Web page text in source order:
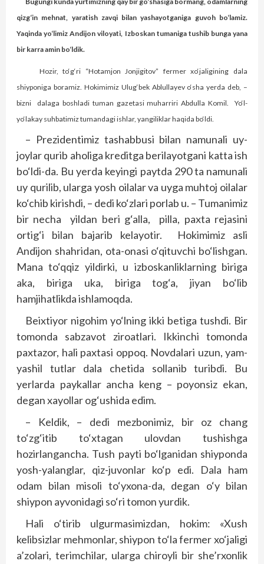
qizg‘in mehnat, yaratish zavqi bilan yashayotganiga guvoh bo‘lamiz.
Yaqinda yo‘limiz Andijon viloyati, Izboskan tumaniga tushib bunga yana
bir karra amin bo‘ldik.
Hozir, to‘g‘ri “Hotamjon Jonjigitov” fermer xo‘jaligining dala
shiyponiga boramiz. Hokimimiz Ulug‘bek Ablullayev o‘sha yerda deb, –
bizni
dalaga boshladi tuman gazetasi muharriri Abdulla Komil.
Yo‘l-
yo‘lakay suhbatimiz tumandagi ishlar, yangiliklar haqida bo‘ldi.
– Prezidentimiz tashabbusi bilan namunali uy-
joylar qurib aholiga kreditga berilayotgani katta ish
bo‘ldi-da. Bu yerda keyingi paytda 290 ta namunali
uy qurilib, ularga yosh oilalar va uyga muhtoj oilalar
ko‘chib kirishdi, – dedi ko‘zlari porlab u. – Tumanimiz
bir necha yildan beri g‘alla, pilla, paxta rejasini
ortig‘i bilan bajarib kelayotir. Hokimimiz asli
Andijon shahridan, ota-onasi o‘qituvchi bo‘lishgan.
Mana to‘qqiz yildirki, u izboskanliklarning biriga
aka, biriga uka, biriga tog‘a, jiyan bo‘lib
hamjihatlikda ishlamoqda.
Beixtiyor nigohim yo‘lning ikki betiga tushdi. Bir
tomonda sabzavot ziroatlari. Ikkinchi tomonda
paxtazor, hali paxtasi oppoq. Novdalari uzun, yam-
yashil tutlar dala chetida sollanib turibdi. Bu
yerlarda paykallar ancha keng – poyonsiz ekan,
degan xayollar og‘ushida edim.
– Keldik, – dedi mezbonimiz, bir oz chang
to‘zg‘itib to‘xtagan ulovdan tushishga
hozirlangancha. Tush payti bo‘lganidan shiyponda
yosh-yalanglar, qiz-juvonlar ko‘p edi. Dala ham
odam bilan misoli to‘yxona-da, degan o‘y bilan
shiypon ayvonidagi so‘ri tomon yurdik.
Hali o‘tirib ulgurmasimizdan, hokim: «Xush
kelibsizlar mehmonlar, shiypon to‘la fermer xo‘jaligi
a’zolari, terimchilar, ularga chiroyli bir she’rxonlik